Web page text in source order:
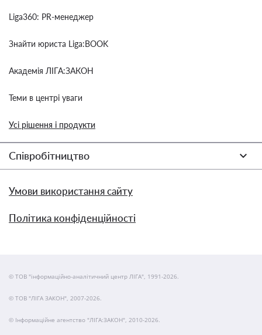
Liga360: PR-менеджер
Знайти юриста Liga:BOOK
Академія ЛІГА:ЗАКОН
Теми в центрі уваги
Усі рішення і продукти
Співробітництво
Умови використання сайту
Політика конфіденційності
© ТОВ "інформаційно-аналітичний центр ЛІГА", 1991-2026.
© ТОВ "ЛІГА ЗАКОН", 2007-2026.
© Інформаційне агентство "ЛІГА:ЗАКОН", 2010-2026.